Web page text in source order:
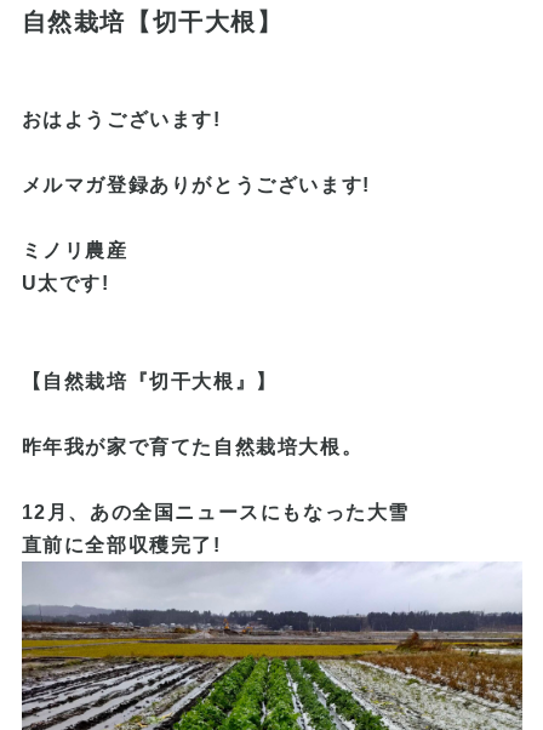
自然栽培【切干大根】
おはようございます!
メルマガ登録ありがとうございます!
ミノリ農産
U太です!
【自然栽培『切干大根』】
昨年我が家で育てた自然栽培大根。
12月、あの全国ニュースにもなった大雪
直前に全部収穫完了!